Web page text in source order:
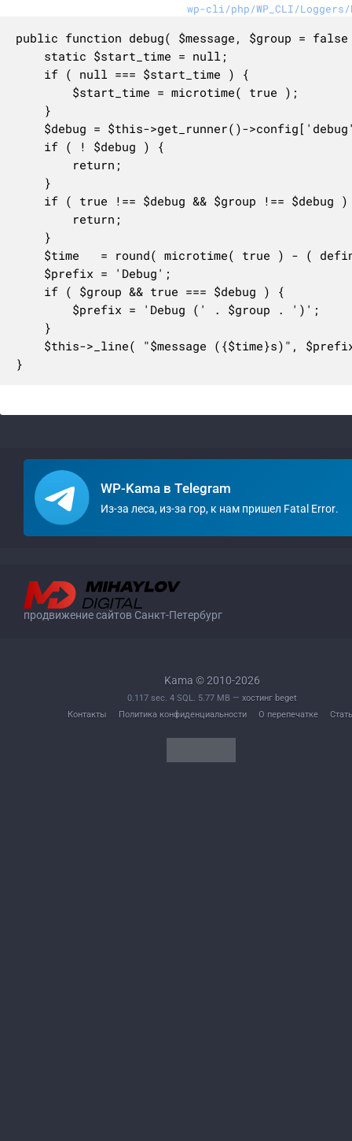
wp-cli/php/WP_CLI/Loggers/
public function debug( $message, $group =
}
WP-Kama в Telegram
Из-за леса, из-за гор, к нам пришел Fatal Error.
продвижение сайтов Санкт-Петербург
Kama © 2010-2026
0.117 sec. 4 SQL. 5.77 MB — хостинг beget
Контакты
Политика конфиденциальности О перепечатке